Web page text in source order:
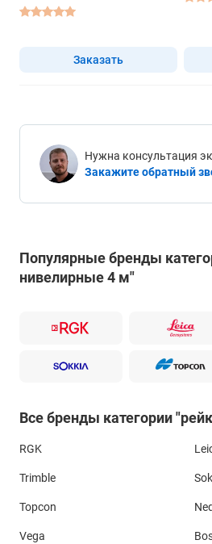
Заказать
Нужна консультация
Закажите обратный
Популярные бренды
нивелирные 4 м"
Все бренды категории
RGK
Trimble
Topcon
Vega